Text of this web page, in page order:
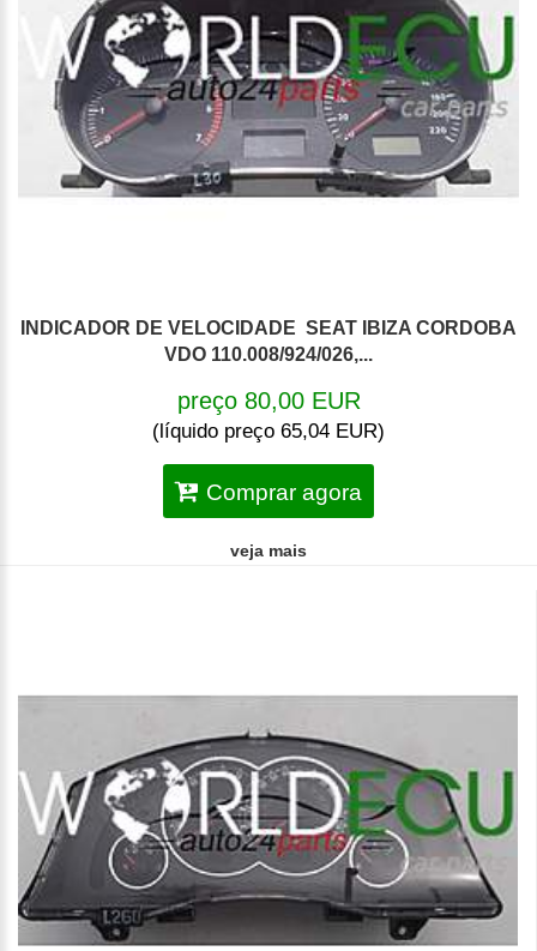
INDICADOR DE VELOCIDADE SEAT IBIZA CORDOBA
VDO 110.008/924/026,...
preço 80,00 EUR
(líquido preço 65,04 EUR)
Comprar agora
veja mais